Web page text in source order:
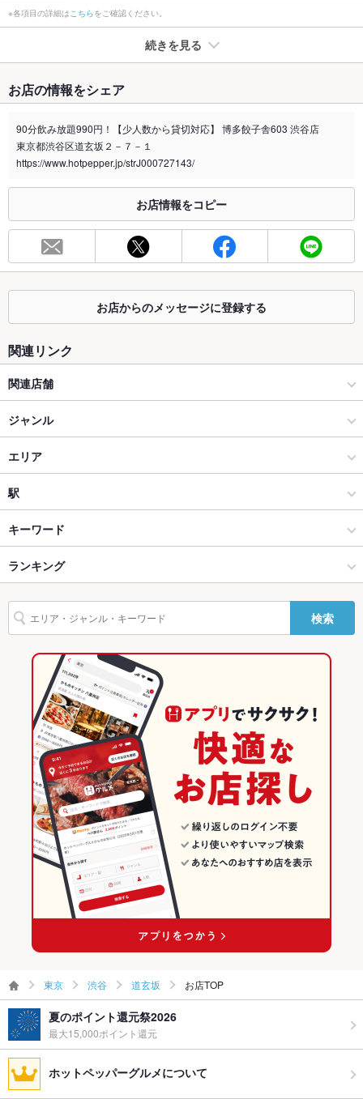
※各項目の詳細は こちらをご確認ください。
続きを見る
禁煙・喫煙 全席喫煙可
喫煙専用室 なし
※2020年4月1日～受動喫煙対策に関する法律が施行されています。正しい情報はお店へお問い
総席数
44席(2階は30名以上でもご利用可能！貸切利用は25名様から
容人数
個室 なし ：2階貸切25名以上から貸切できます。
座敷
掘りごたつ
カウンター
ソファー
テラス席
貸切
Wi-Fi なし
バリアフリ
なし
駐車場 なし ：近隣にコインパーキング有
その他設備 －
その他
飲み放題
あり ：単品飲み放題120分￥1650円⇒￥1400円 60分飲み放
題￥1,100円 更にクーポン利用でお得な飲み放題も。
食べ放題 なし
カクテル充実、焼酎充実、日本酒充実、ワイン充実
お子様連れ お子様連れOK
応相談
お店の情報をシェア
90分飲み放題990円！【少人数から貸切対応】 博多餃子舎603 渋谷店
東京都渋谷区道玄坂２－７－１
https://www.hotpepper.jp/strJ000727143/
お店情報をコピー
お店からのメッセージに登録する
関連リンク
関連店舗
博多餃子舎 603
和食と九州料理 博多餃子舎 鉄なべ 池袋店
博多一番どり 戸島店
博多一番どり 江越店
ジャンル
居酒屋
和風
渋谷 × 居酒屋
渋谷 × 和風
渋谷駅 × 居酒屋
渋谷駅 × 和風
エリア
道玄坂
道玄坂 × 居酒屋
道玄坂 × 和風
東京
東京 × 居酒屋
東京 × 和風
駅
渋谷駅
キーワード
からあげ
明太もつ鍋 塩もつ鍋
ランキング
東京のグルメランキング
東京の居酒屋ランキング
渋谷のグルメランキング
渋谷の居酒屋ランキング
道玄坂のグルメランキング
道玄坂の居酒屋ランキング
検索
東京 渋谷 道玄坂 お店TOP
夏のポイント還元祭2026
最大15,000ポイント還元
ホットペッパーグルメについて